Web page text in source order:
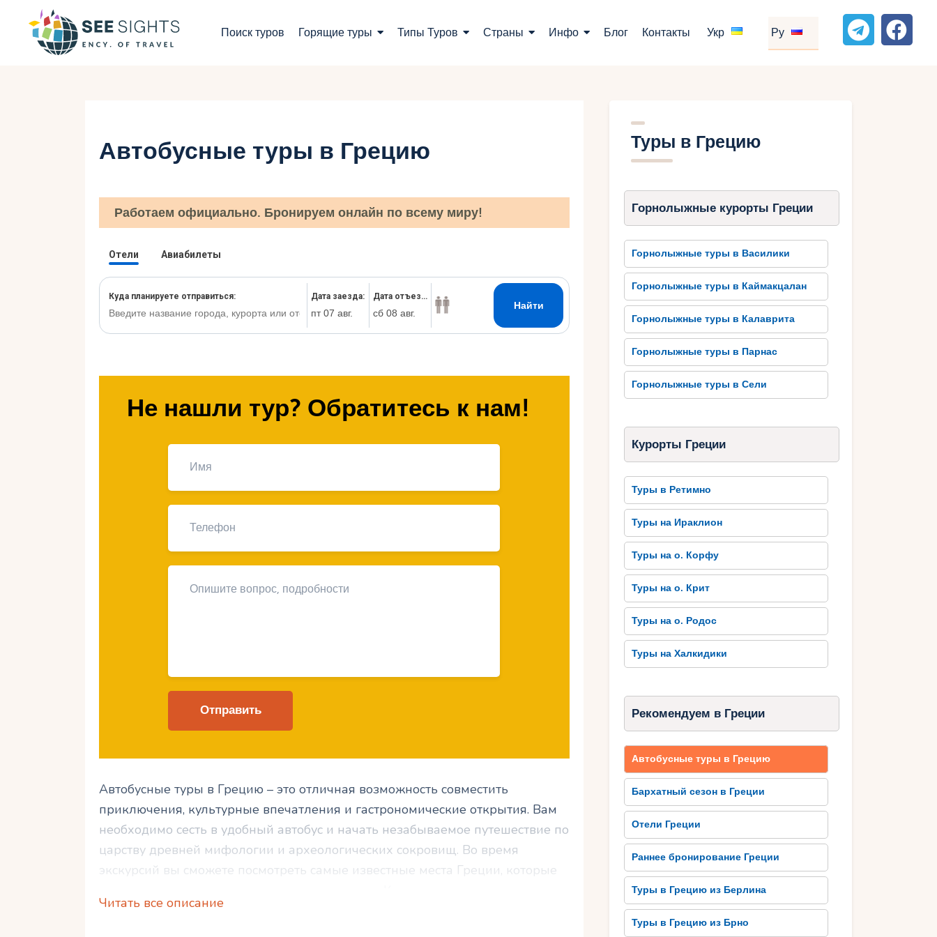
Поиск туров Горящие туры Типы Туров Страны Инфо Блог Контакты Укр Ру
Инфо
Блог
Укр
Ру
Автобусные туры в Грецию
Работаем официально. Бронируем онлайн по всему миру!
Не нашли тур? Обратитесь к нам!
Автобусные туры в Грецию – это отличная возможность совместить
приключения, культурные впечатления и гастрономические открытия. Вам
необходимо сесть в удобный автобус и начать незабываемое путешествие по
царству древней мифологии и археологических сокровищ. Во время
экскурсий вы сможете посмотреть самые известные места Греции, которые
насладиться вкусами греческой кухни, которые станут настоящим
Читать все описание
Туры в Грецию
Горнолыжные курорты Греции
Горнолыжные туры в Василики
Горнолыжные туры в Каймакцалан
Горнолыжные туры в Калаврита
Горнолыжные туры в Парнас
Горнолыжные туры в Сели
Курорты Греции
Туры в Ретимно
Туры на Ираклион
Туры на о. Корфу
Туры на о. Крит
Туры на о. Родос
Туры на Халкидики
Рекомендуем в Греции
Автобусные туры в Грецию
Бархатный сезон в Греции
Отели Греции
Раннее бронирование Греции
Туры в Грецию из Берлина
Туры в Грецию из Брно